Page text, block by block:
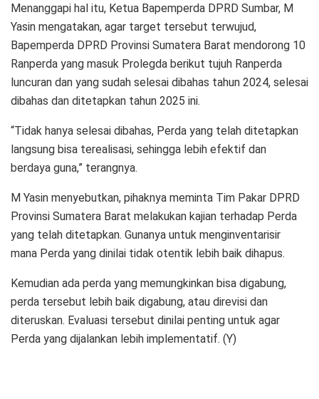
Menanggapi hal itu, Ketua Bapemperda DPRD Sumbar, M
Yasin mengatakan, agar target tersebut terwujud,
Bapemperda DPRD Provinsi Sumatera Barat mendorong 10
Ranperda yang masuk Prolegda berikut tujuh Ranperda
luncuran dan yang sudah selesai dibahas tahun 2024, selesai
dibahas dan ditetapkan tahun 2025 ini.
“Tidak hanya selesai dibahas, Perda yang telah ditetapkan
langsung bisa terealisasi, sehingga lebih efektif dan
berdaya guna,” terangnya.
M Yasin menyebutkan, pihaknya meminta Tim Pakar DPRD
Provinsi Sumatera Barat melakukan kajian terhadap Perda
yang telah ditetapkan. Gunanya untuk menginventarisir
mana Perda yang dinilai tidak otentik lebih baik dihapus.
Kemudian ada perda yang memungkinkan bisa digabung,
perda tersebut lebih baik digabung, atau direvisi dan
diteruskan. Evaluasi tersebut dinilai penting untuk agar
Perda yang dijalankan lebih implementatif. (Y)